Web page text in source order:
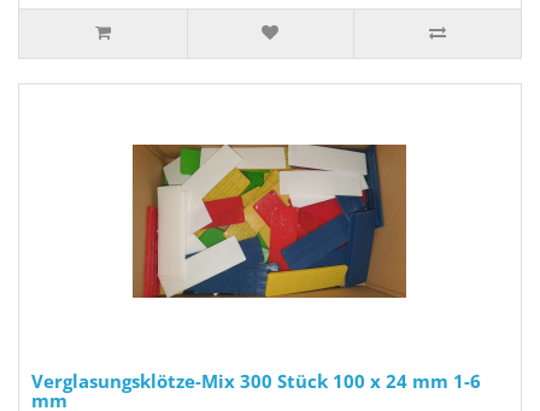
Verglasungsklötze-Mix 300 Stück 100 x 24 mm 1-6
mm